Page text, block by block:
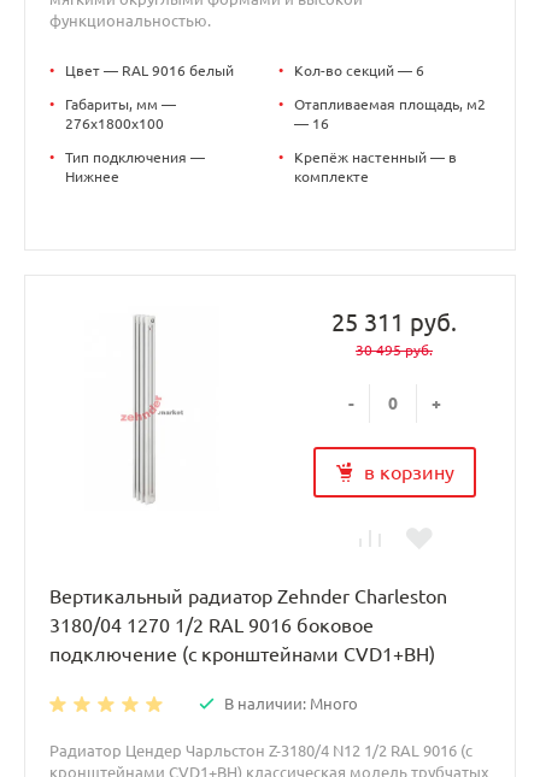
функциональностью.
• Цвет — RAL 9016 белый
•
Габариты, мм —
276x1800x100
•
Тип подключения —
Нижнее
• Кол-во секций — 6
•
Отапливаемая площадь, м2
— 16
•
Крепёж настенный — в
комплекте
25 311 руб.
30 495 руб.
- +
в корзину
Вертикальный радиатор Zehnder Charleston
3180/04 1270 1/2 RAL 9016 боковое
подключение (с кронштейнами CVD1+BH)
В наличии: Много
Радиатор Цендер Чарльстон Z-3180/4 N12 1/2 RAL 9016 (с
кронштейнами CVD1+BH) классическая модель трубчатых